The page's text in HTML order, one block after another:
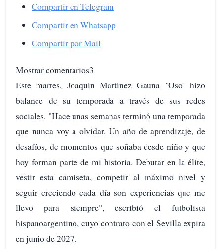
Compartir en Telegram
Compartir en Whatsapp
Compartir por Mail
Mostrar comentarios3
Este martes, Joaquín Martínez Gauna ‘Oso’ hizo
balance de su temporada a través de sus redes
sociales. "Hace unas semanas terminó una temporada
que nunca voy a olvidar. Un año de aprendizaje, de
desafíos, de momentos que soñaba desde niño y que
hoy forman parte de mi historia. Debutar en la élite,
vestir esta camiseta, competir al máximo nivel y
seguir creciendo cada día son experiencias que me
llevo para siempre", escribió el futbolista
hispanoargentino, cuyo contrato con el Sevilla expira
en junio de 2027.